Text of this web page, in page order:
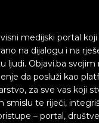
medijski portal
na dijalogu i na
ljudi. Objavi.ba svojim
da posluži kao
za sve vas koji
smislu te riječi,
– portal,